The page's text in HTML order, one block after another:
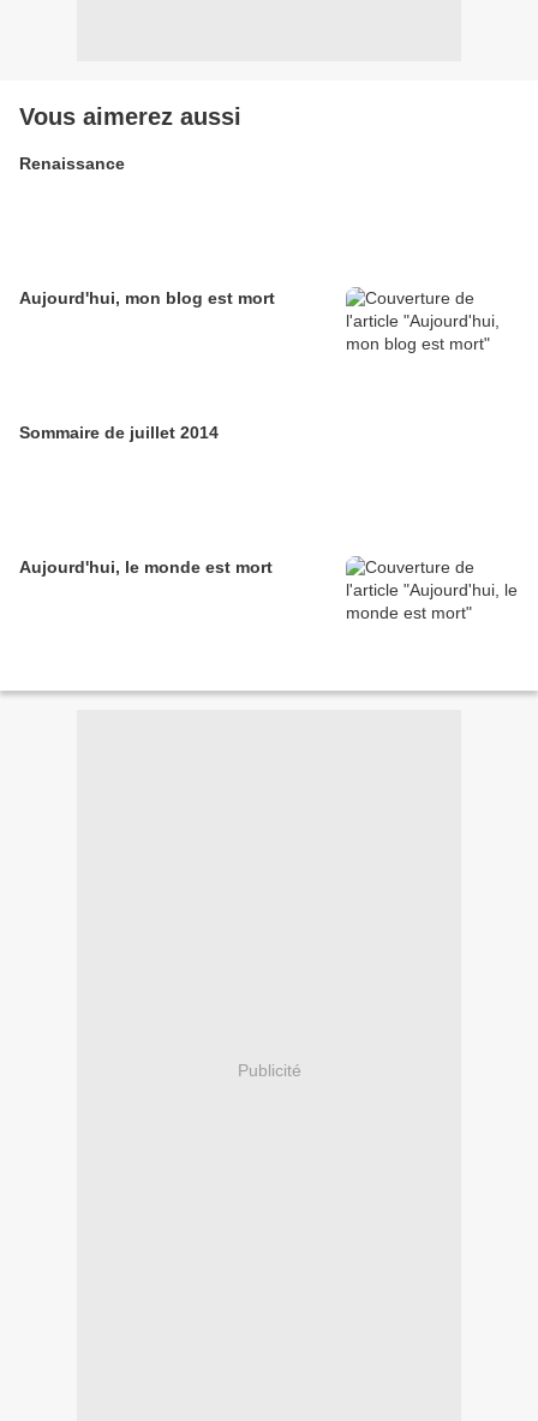
Vous aimerez aussi
Renaissance
Aujourd'hui, mon blog est mort
Sommaire de juillet 2014
Aujourd'hui, le monde est mort
Publicité